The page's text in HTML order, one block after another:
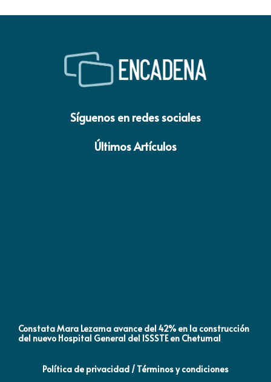
Síguenos en redes sociales
Últimos Artículos
Constata Mara Lezama avance del 42% en la construcción
del nuevo Hospital General del ISSSTE en Chetumal
Política de privacidad / Términos y condiciones